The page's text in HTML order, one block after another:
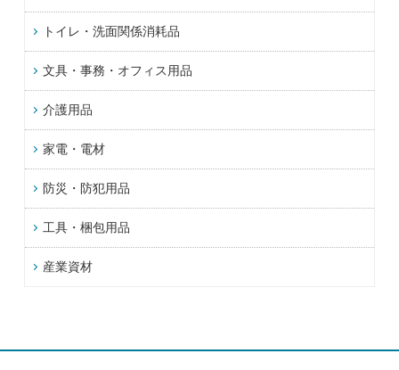
トイレ・洗面関係消耗品
文具・事務・オフィス用品
介護用品
家電・電材
防災・防犯用品
工具・梱包用品
産業資材